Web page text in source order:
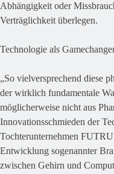
Abhängigkeit oder
Verträglichkeit überlegen.
Technologie als
„So vielversprechend diese
der wirklich fundamentale
möglicherweise nicht aus
Innovationsschmieden der
Tochterunternehmen
Entwicklung sogenannter
zwischen Gehirn und